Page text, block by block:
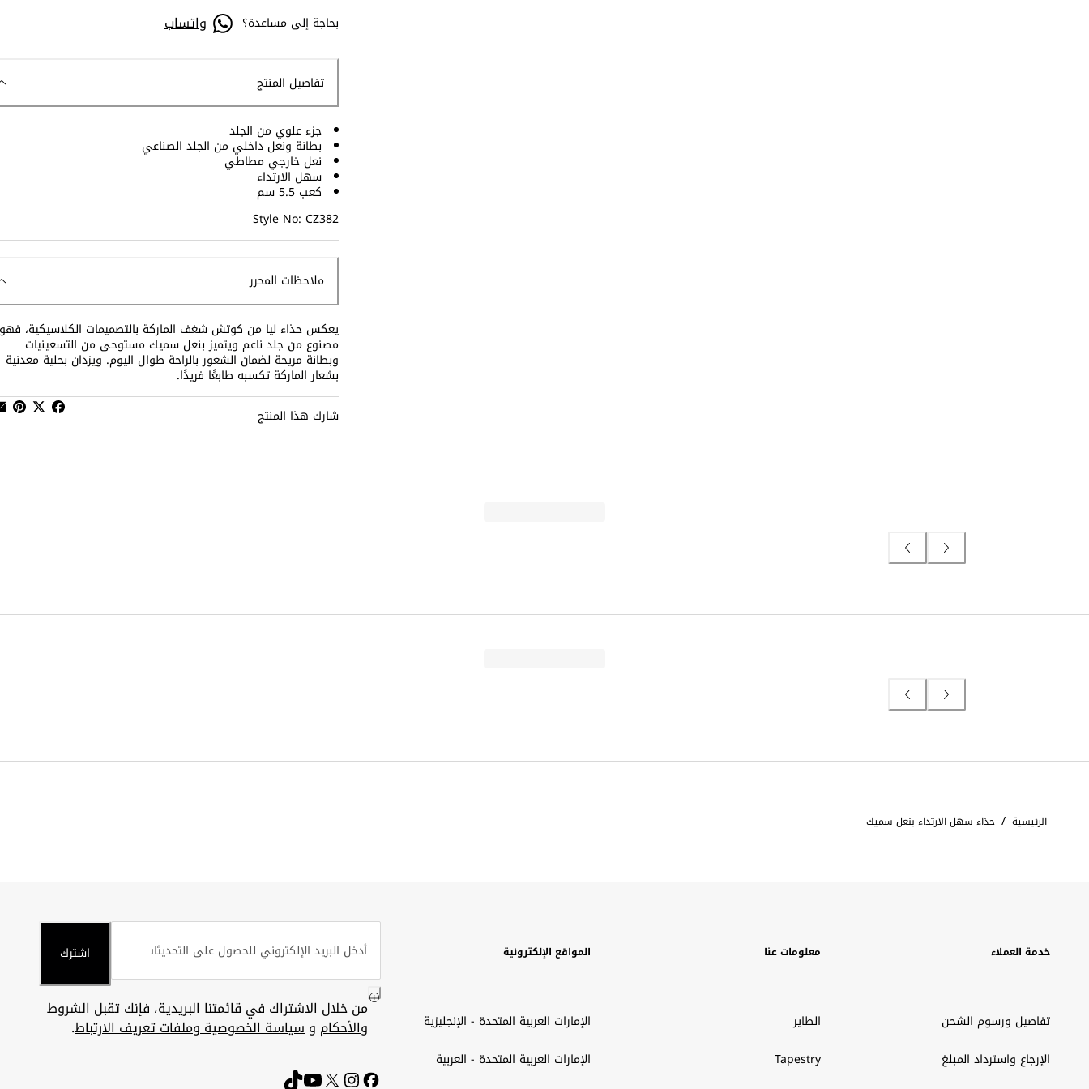
بحاجة إلى مساعدة؟ واتساب
تفاصيل المنتج
جزء علوي من الجلد
بطانة ونعل داخلي من الجلد الصناعي
نعل خارجي مطاطي
سهل الارتداء
كعب 5.5 سم
Style No: CZ382
ملاحظات المحرر
يعكس حذاء ليا من كوتش شغف الماركة بالتصميمات الكلاسيكية، فهو
مصنوع من جلد ناعم ويتميز بنعل سميك مستوحى من التسعينيات
وبطانة مريحة لضمان الشعور بالراحة طوال اليوم. ويزدان بحلية معدنية
بشعار الماركة تكسبه طابعًا فريدًا.
شارك هذا المنتج
الرئيسية / حذاء سهل الارتداء بنعل سميك
خدمة العملاء
تفاصيل ورسوم الشحن
الإرجاع واسترداد المبلغ
معلومات عنا
الطاير
Tapestry
المواقع الإلكترونية
الإمارات العربية المتحدة - الإنجليزية
الإمارات العربية المتحدة - العربية
اشترك
من خلال الاشتراك في قائمتنا البريدية، فإنك تقبلالشروط
والأحكام وسياسة الخصوصية وملفات تعريف الارتباط.